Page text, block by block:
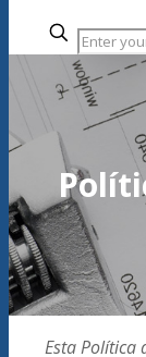
Esta Política